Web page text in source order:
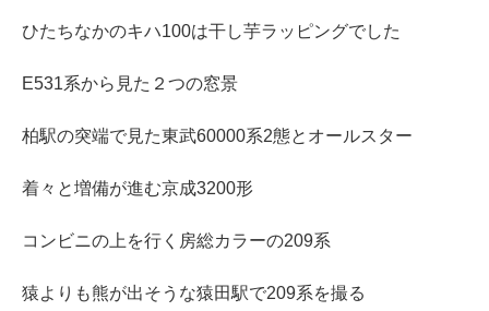
ひたちなかのキハ100は干し芋ラッピングでした
E531系から見た２つの窓景
柏駅の突端で見た東武60000系2態とオールスター
着々と増備が進む京成3200形
コンビニの上を行く房総カラーの209系
猿よりも熊が出そうな猿田駅で209系を撮る